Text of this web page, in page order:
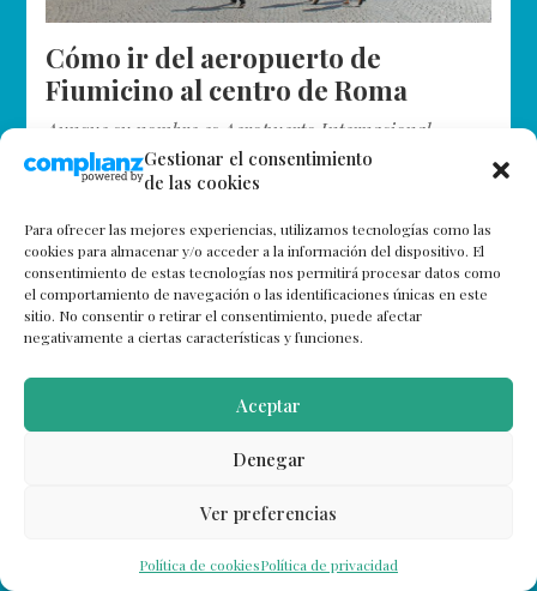
Gestionar el consentimiento
de las cookies
Para ofrecer las mejores experiencias, utilizamos tecnologías como las
cookies para almacenar y/o acceder a la información del dispositivo. El
consentimiento de estas tecnologías nos permitirá procesar datos como
el comportamiento de navegación o las identificaciones únicas en este
sitio. No consentir o retirar el consentimiento, puede afectar
negativamente a ciertas características y funciones.
Aceptar
Denegar
Ver preferencias
Política de cookiesPolítica de privacidad
Cómo ir del aeropuerto de
Fiumicino al centro de Roma
Aunque su nombre es Aeropuerto Internacional
Leonardo Da Vinci, es popularmente conocido como
Fiumicino. Situado a 32 kilómetros de la capital,